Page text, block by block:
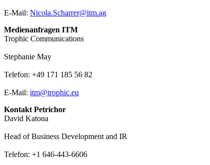
E-Mail: Nicola.Scharrer@itm.ag
Medienanfragen ITM
Trophic Communications
Stephanie May
Telefon: +49 171 185 56 82
E-Mail: itm@trophic.eu
Kontakt Petrichor
David Katona
Head of Business Development and IR
Telefon: +1 646-443-6606